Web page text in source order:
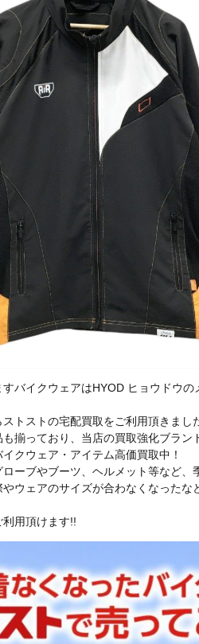
バイクウェアはHYOD ヒョウドウ
トストの宅配買取をご利用頂きまし
揃っており、当店の買取強化ブラ
クウェア・アイテム高価買取中！
ーブやブーツ、ヘルメット等など、
ウェアのサイズが合わなくなった
用頂けます!!